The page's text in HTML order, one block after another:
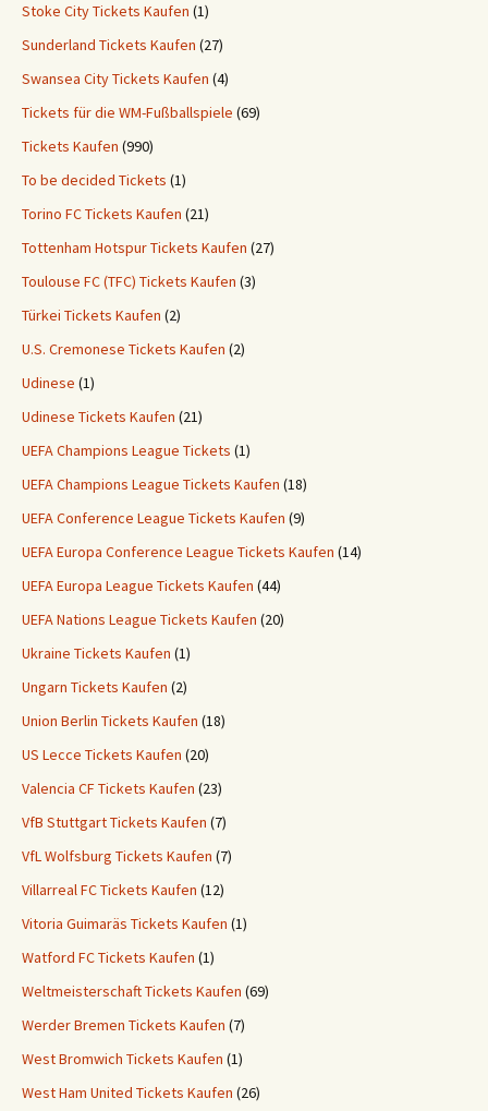
Stoke City Tickets Kaufen (1)
Sunderland Tickets Kaufen (27)
Swansea City Tickets Kaufen (4)
Tickets für die WM-Fußballspiele (69)
Tickets Kaufen (990)
To be decided Tickets (1)
Torino FC Tickets Kaufen (21)
Tottenham Hotspur Tickets Kaufen (27)
Toulouse FC (TFC) Tickets Kaufen (3)
Türkei Tickets Kaufen (2)
U.S. Cremonese Tickets Kaufen (2)
Udinese (1)
Udinese Tickets Kaufen (21)
UEFA Champions League Tickets (1)
UEFA Champions League Tickets Kaufen (18)
UEFA Conference League Tickets Kaufen (9)
UEFA Europa Conference League Tickets Kaufen (14)
UEFA Europa League Tickets Kaufen (44)
UEFA Nations League Tickets Kaufen (20)
Ukraine Tickets Kaufen (1)
Ungarn Tickets Kaufen (2)
Union Berlin Tickets Kaufen (18)
US Lecce Tickets Kaufen (20)
Valencia CF Tickets Kaufen (23)
VfB Stuttgart Tickets Kaufen (7)
VfL Wolfsburg Tickets Kaufen (7)
Villarreal FC Tickets Kaufen (12)
Vitoria Guimaräs Tickets Kaufen (1)
Watford FC Tickets Kaufen (1)
Weltmeisterschaft Tickets Kaufen (69)
Werder Bremen Tickets Kaufen (7)
West Bromwich Tickets Kaufen (1)
West Ham United Tickets Kaufen (26)